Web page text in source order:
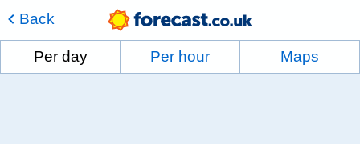
Back
Per day Per hour Maps